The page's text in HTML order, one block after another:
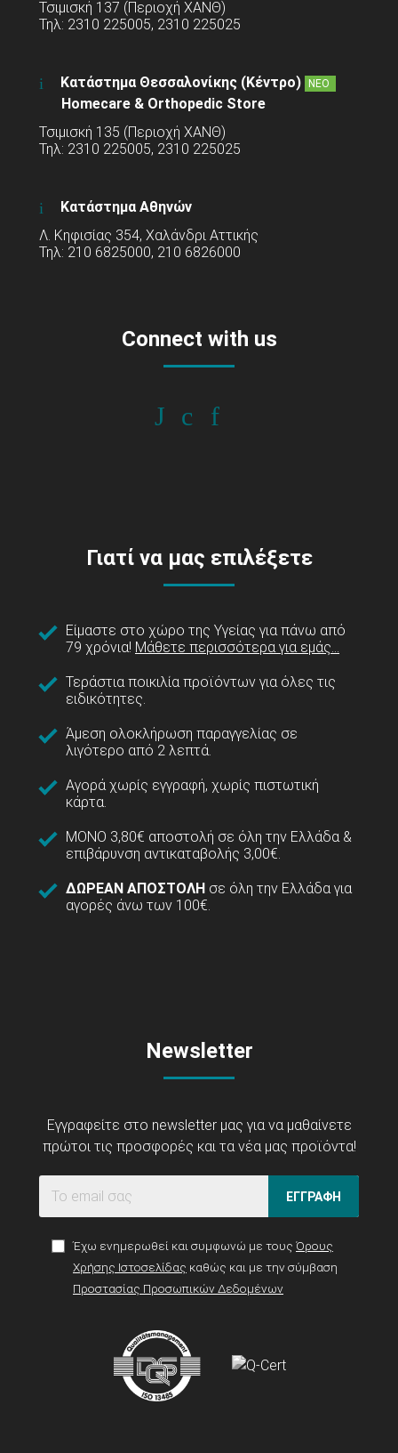
Τσιμισκή 137 (Περιοχή ΧΑΝΘ)
Τηλ: 2310 225005, 2310 225025
Κατάστημα Θεσσαλονίκης (Κέντρο) ΝΕΟ
Homecare & Orthopedic Store
Τσιμισκή 135 (Περιοχή ΧΑΝΘ)
Τηλ: 2310 225005, 2310 225025
Κατάστημα Αθηνών
Λ. Κηφισίας 354, Χαλάνδρι Αττικής
Τηλ: 210 6825000, 210 6826000
Connect with us
Γιατί να μας επιλέξετε
Είμαστε στο χώρο της Υγείας για πάνω από
79 χρόνια! Μάθετε περισσότερα για εμάς...
Τεράστια ποικιλία προϊόντων για όλες τις
ειδικότητες.
Άμεση ολοκλήρωση παραγγελίας σε
λιγότερο από 2 λεπτά.
Αγορά χωρίς εγγραφή, χωρίς πιστωτική
κάρτα.
ΜΟΝΟ 3,80€ αποστολή σε όλη την Ελλάδα &
επιβάρυνση αντικαταβολής 3,00€.
ΔΩΡΕΑΝ ΑΠΟΣΤΟΛΗ σε όλη την Ελλάδα για
αγορές άνω των 100€.
Newsletter
Εγγραφείτε στο newsletter μας για να μαθαίνετε
πρώτοι τις προσφορές και τα νέα μας προϊόντα!
ΕΓΓΡΑΦΗ
Έχω ενημερωθεί και συμφωνώ με τους Όρους
Χρήσης Ιστοσελίδας καθώς και με την σύμβαση
Προστασίας Προσωπικών Δεδομένων